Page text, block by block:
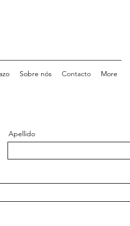
Sobre nós Contacto More
Apellido